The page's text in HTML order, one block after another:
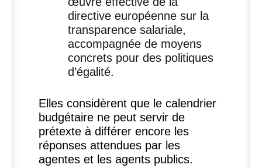
directive européenne sur la
transparence salariale,
accompagnée de moyens
concrets pour des politiques
d’égalité.
Elles considèrent que le calendrier
budgétaire ne peut servir de
prétexte à différer encore les
réponses attendues par les
agentes et les agents publics.